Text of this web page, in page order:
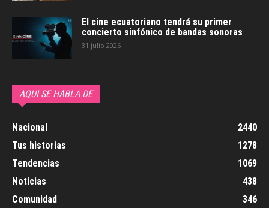
El cine ecuatoriano tendrá su primer
concierto sinfónico de bandas sonoras
31 julio 2026
AQUI SE HABLA DE
Nacional
2440
Tus historias
1278
Tendencias
1069
Noticias
438
Comunidad
346